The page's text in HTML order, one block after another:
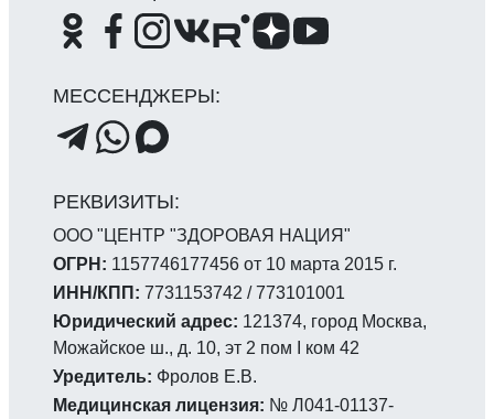
ООО "ЦЕНТР "ЗДОРОВАЯ НАЦИЯ"
ОГРН: 1157746177456 от 10 марта 2015 г.
ИНН/КПП: 7731153742 / 773101001
Юридический адрес: 121374, город Москва,
Можайское ш., д. 10, эт 2 пом I ком 42
Уредитель: Фролов Е.В.
Медицинская лицензия: № Л041-01137-